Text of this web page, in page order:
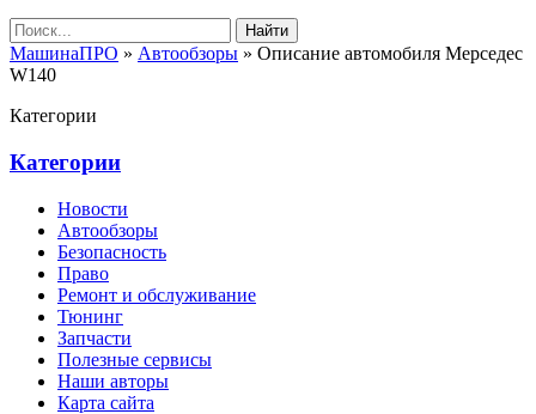
Найти
МашинаПРО » Автообзоры » Описание автомобиля Мерседес
W140
Категории
Категории
Новости
Автообзоры
Безопасность
Право
Ремонт и обслуживание
Тюнинг
Запчасти
Полезные сервисы
Наши авторы
Карта сайта